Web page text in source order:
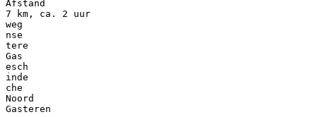
Afstand
7 km, ca. 2 uur
weg
nse
tere
Gas
esch
inde
che
Noord
Gasteren